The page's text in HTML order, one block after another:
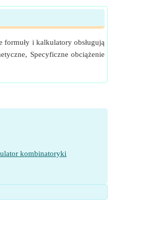
i kalkulatory obsługują
Specyficzne obciążenie
kombinatoryki